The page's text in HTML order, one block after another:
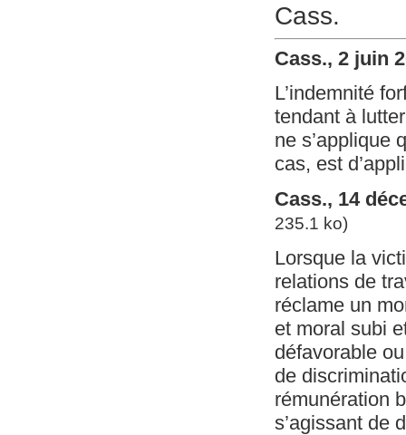
Cass.
Cass., 2 juin
L’indemnité
tendant à
ne s’applique
cas, est
Cass., 14
235.1 ko)
Lorsque la
relations de
réclame un
et moral subi
défavorable
de
rémunération
s’agissant de